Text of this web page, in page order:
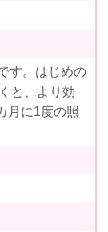
す。はじめの
と、より効
月に1度の照